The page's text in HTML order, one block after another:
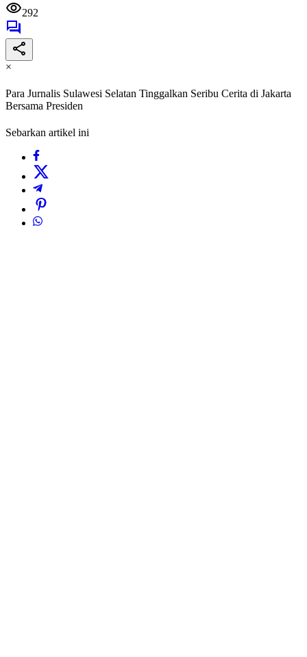
292
×
Para Jurnalis Sulawesi Selatan Tinggalkan Seribu Cerita di Jakarta
Bersama Presiden
Sebarkan artikel ini